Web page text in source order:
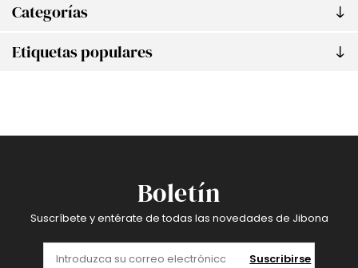
Categorías
Etiquetas populares
Boletín
Suscríbete y entérate de todas las novedades de Jibona
Suscribirse